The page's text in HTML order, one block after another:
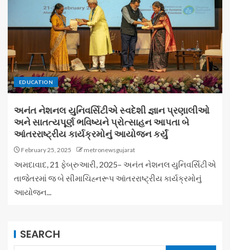
EDUCATION
અનંત નેશનલ યુનિવર્સિટીએ સ્વદેશી જ્ઞાન પ્રણાલીઓ
અને સાતત્યપૂર્ણ ભવિષ્યને પ્રોત્સાહન આપતા બે
આંતરરાષ્ટ્રીય કાર્યક્રમોનું આયોજન કર્યું
February 25, 2025 metronewsgujarat
અમદાવાદ, 21 ફેબ્રુઆરી, 2025– અનંત નેશનલ યુનિવર્સિટીએ
તાજેતરમાં જ બે સીમાચિહ્નરૂપ આંતરરાષ્ટ્રીય કાર્યક્રમોનું
આયોજન...
SEARCH